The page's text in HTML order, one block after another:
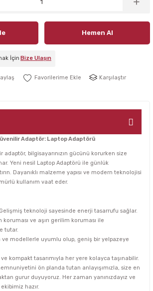
Hemen Al
İçin Bize Ulaşın
Karşılaştır
Adaptör: Laptop Adaptörü
adaptör, bilgisayarınızın gücünü korurken size
Yeni nesil Laptop Adaptörü ile günlük
Dayanıklı malzeme yapısı ve modern teknolojisi
kullanım vaat eder.
Gelişmiş teknoloji sayesinde enerji tasarrufu sağlar.
koruması ve aşırı gerilim koruması ile
tutar.
ve modellerle uyumlu olup, geniş bir yelpazeye
ve kompakt tasarımıyla her yere kolayca taşınabilir.
ön planda tutan anlayışımızla, size en
gurur duyuyoruz. Her zaman yanınızdayız ve
hazır.